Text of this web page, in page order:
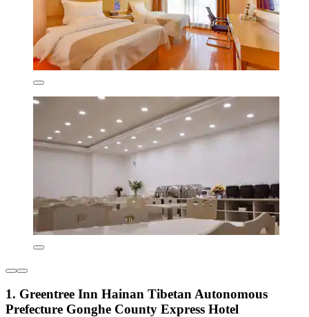
1. Greentree Inn Hainan Tibetan Autonomous
Prefecture Gonghe County Express Hotel